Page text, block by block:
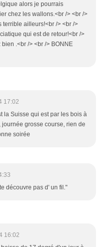
alors je pourrais
chez les wallons.<br /> <br />
terrible ailleurs!<br /> <br />
qui est de retour!<br />
.<br /> <br /> BONNE
17:02
la Suisse qui est par les bois à
grosse course, rien de
soirée
découvre pas d' un fil."
16:02